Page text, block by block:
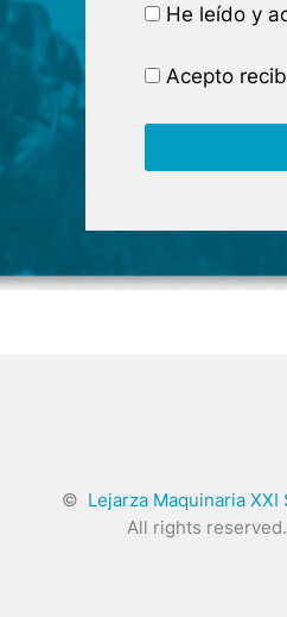
He leído y
Acepto
© Lejarza Maquinaria XXI
All rights reserved.